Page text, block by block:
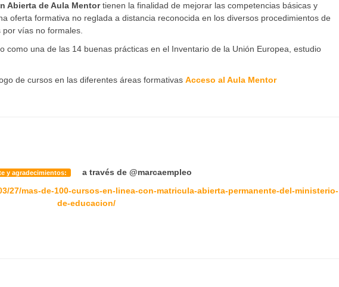
Abierta de Aula Mentortienen la finalidad de mejorar las competencias básicas y
oferta formativa no reglada a distancia reconocida en los diversos procedimientos de
vías no formales.
como una de las 14 buenas prácticas en el Inventario de la Unión Europea, estudio
de cursos en las diferentes áreas formativas Acceso al Aula Mentor
y agradecimientos: a través de @marcaempleo
27/mas-de-100-cursos-en-linea-con-matricula-abierta-permanente-del-ministerio-
de-educacion/